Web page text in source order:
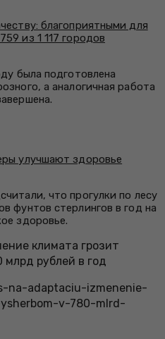
благоприятными для
из 1 117 городов
была подготовлена
а аналогичная работа
улучшают здоровье
что прогулки по лесу
фунтов стерлингов в год на
здоровье.
климата грозит
млрд рублей в год
adaptaciu-izmenenie-
v-780-mlrd-